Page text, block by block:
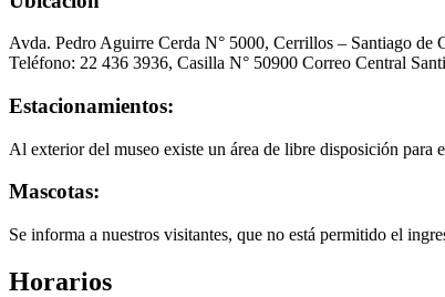
Avda. Pedro Aguirre Cerda N° 5000, Cerrillos – Santiago de
Teléfono: 22 436 3936, Casilla N° 50900 Correo Central
Estacionamientos:
Al exterior del museo existe un área de libre disposición para
Mascotas:
Se informa a nuestros visitantes, que no está permitido el
Horarios